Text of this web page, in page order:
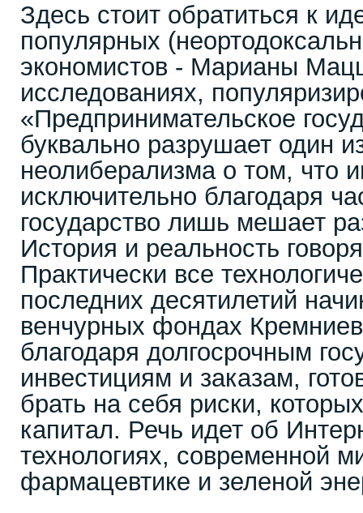
Здесь стоит обратиться к
популярных
экономистов - Марианы
исследованиях,
«Предпринимательское
буквально разрушает один
неолиберализма о том, что
исключительно благодаря
государство лишь мешает
История и реальность
Практически все
последних десятилетий
венчурных фондах
благодаря долгосрочным
инвестициям и заказам,
брать на себя риски,
капитал. Речь идет об
технологиях, современной
фармацевтике и зеленой